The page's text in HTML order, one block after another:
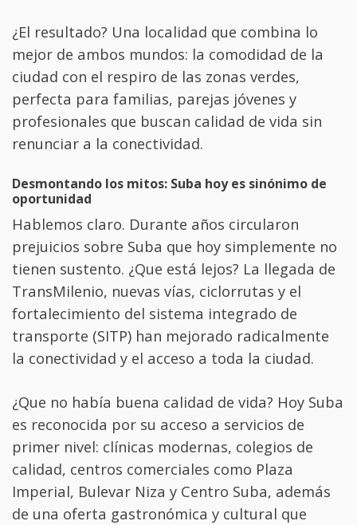
¿El resultado? Una localidad que combina lo
mejor de ambos mundos: la comodidad de la
ciudad con el respiro de las zonas verdes,
perfecta para familias, parejas jóvenes y
profesionales que buscan calidad de vida sin
renunciar a la conectividad.
Desmontando los mitos: Suba hoy es sinónimo de
oportunidad
Hablemos claro. Durante años circularon
prejuicios sobre Suba que hoy simplemente no
tienen sustento. ¿Que está lejos? La llegada de
TransMilenio, nuevas vías, ciclorrutas y el
fortalecimiento del sistema integrado de
transporte (SITP) han mejorado radicalmente
la conectividad y el acceso a toda la ciudad.
¿Que no había buena calidad de vida? Hoy Suba
es reconocida por su acceso a servicios de
primer nivel: clínicas modernas, colegios de
calidad, centros comerciales como Plaza
Imperial, Bulevar Niza y Centro Suba, además
de una oferta gastronómica y cultural que